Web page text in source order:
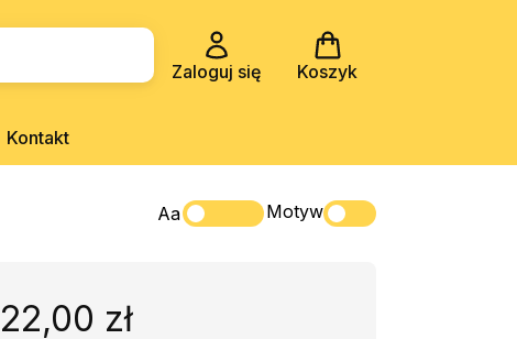
Zaloguj się Koszyk
Kontakt
Aa Motyw
22,00 zł